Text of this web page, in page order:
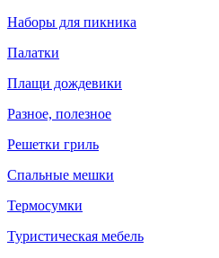
Наборы для пикника
Палатки
Плащи дождевики
Разное, полезное
Решетки гриль
Спальные мешки
Термосумки
Туристическая мебель